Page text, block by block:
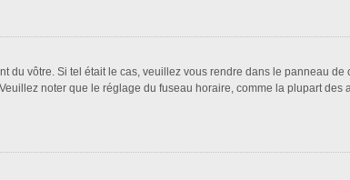
du vôtre. Si tel était le cas, veuillez vous rendre dans le panneau
noter que le réglage du fuseau horaire, comme la plupart des